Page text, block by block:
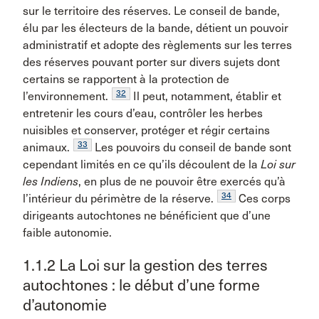
sur le territoire des réserves. Le conseil de bande,
élu par les électeurs de la bande, détient un pouvoir
administratif et adopte des règlements sur les terres
des réserves pouvant porter sur divers sujets dont
certains se rapportent à la protection de
l’environnement.
32
Il peut, notamment, établir et
entretenir les cours d’eau, contrôler les herbes
nuisibles et conserver, protéger et régir certains
animaux.
33
Les pouvoirs du conseil de bande sont
cependant limités en ce qu’ils découlent de la Loi sur
les Indiens, en plus de ne pouvoir être exercés qu’à
l’intérieur du périmètre de la réserve.
34
Ces corps
dirigeants autochtones ne bénéficient que d’une
faible autonomie.
1.1.2 La Loi sur la gestion des terres
autochtones : le début d’une forme
d’autonomie